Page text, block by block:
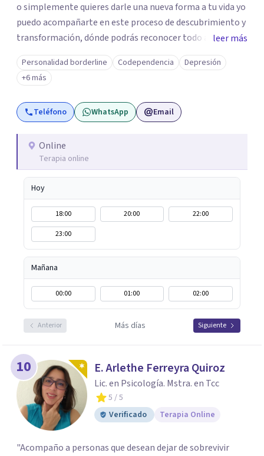
o simplemente quieres darle una nueva forma a tu vida yo
puedo acompañarte en este proceso de descubrimiento y
transformación, dónde podrás reconocer todo aquello
que te ha aqueja. Así que si buscas un espacio de compañía
seguro respetuoso y fraternal yo puedo acompañarte.
leer más
Personalidad borderline Codependencia
Depresión
+6 más
Teléfono WhatsApp Email
Online
Terapia online
Hoy
18:00 20:00
22:00
23:00
Mañana
00:00 01:00 02:00
Anterior Más días Siguiente
10 E. Arlethe Ferreyra Quiroz
Lic. en Psicología. Mstra. en Tcc
5 / 5
Verificado
Terapia Online
"Acompaño a personas que desean dejar de sobrevivir